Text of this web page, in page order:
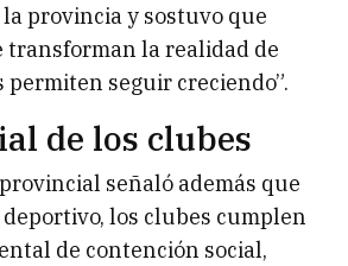
provincia y sostuvo que
transforman la realidad de
permiten seguir creciendo”.
de los clubes
señaló además que
deportivo, los clubes cumplen
de contención social,